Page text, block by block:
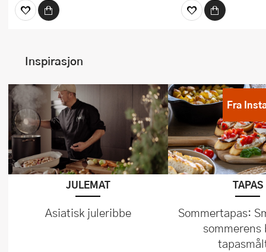
Inspirasjon
JULEMAT
Asiatisk juleribbe
Fra
TAPAS
Sommertapas:
sommerens